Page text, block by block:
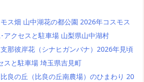
ス畑 山中湖花の都公園 2026年コスモス
アクセスと駐車場 山梨県山中湖村
那彼岸花（シナヒガンバナ）2026年見頃
スと駐車場 埼玉県吉見町
比良の丘（比良の丘南農場）のひまわり 20